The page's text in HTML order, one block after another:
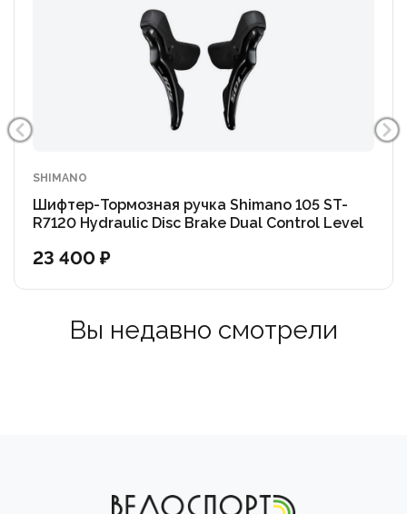
SHIMANO
Шифтер-Тормозная ручка Shimano 105 ST-
R7120 Hydraulic Disc Brake Dual Control Level
23 400 ₽
Вы недавно смотрели